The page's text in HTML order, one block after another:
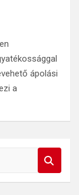
ápolási
a